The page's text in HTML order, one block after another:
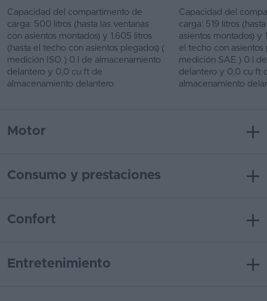
Capacidad del compartimento de
carga: 500 litros (hasta las ventanas
con asientos montados) y 1.605 litros
(hasta el techo con asientos plegados) (
medición ISO ) 0 l de almacenamiento
delantero y 0,0 cu ft de
almacenamiento delantero
Capacidad del
carga: 519 litros
asientos montados) y
el techo con asientos
medición SAE ) 0 l
delantero y 0,0 cu ft
almacenamiento
Motor
Consumo y prestaciones
Confort
Entretenimiento